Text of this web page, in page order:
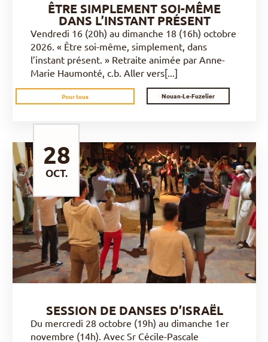
ÊTRE SIMPLEMENT SOI-MÊME
DANS L’INSTANT PRÉSENT
Vendredi 16 (20h) au dimanche 18 (16h) octobre
2026. « Être soi-même, simplement, dans
l’instant présent. » Retraite animée par Anne-
Marie Haumonté, c.b. Aller vers[...]
Pour tous Nouan-Le-Fuzelier
OCT.
DÉCOUVRIR
SESSION DE DANSES D’ISRAËL
Du mercredi 28 octobre (19h) au dimanche 1er
novembre (14h). Avec Sr Cécile-Pascale
28